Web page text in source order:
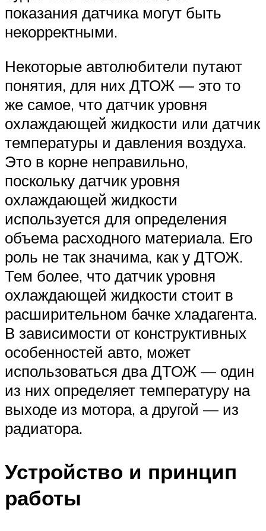
показания датчика могут быть
некорректными.
Некоторые автолюбители путают
понятия, для них ДТОЖ — это то
же самое, что датчик уровня
охлаждающей жидкости или датчик
температуры и давления воздуха.
Это в корне неправильно,
поскольку датчик уровня
охлаждающей жидкости
используется для определения
объема расходного материала. Его
роль не так значима, как у ДТОЖ.
Тем более, что датчик уровня
охлаждающей жидкости стоит в
расширительном бачке хладагента.
В зависимости от конструктивных
особенностей авто, может
использоваться два ДТОЖ — один
из них определяет температуру на
выходе из мотора, а другой — из
радиатора.
Устройство и принцип
работы